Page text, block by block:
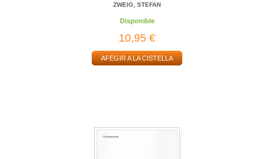
ZWEIG, STEFAN
Disponible
10,95 €
AFEGIR A LA CISTELLA